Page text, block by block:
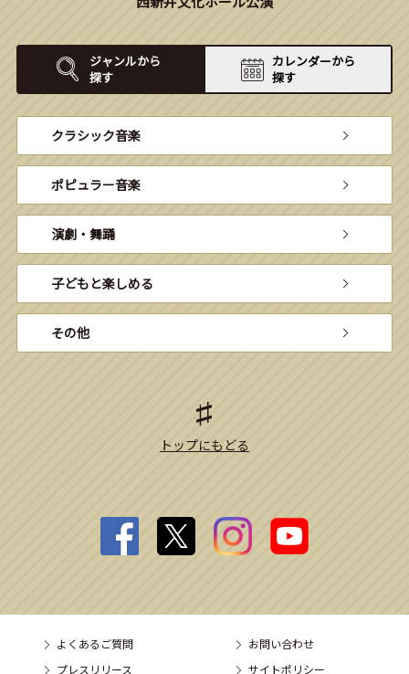
ジャンルから
探す
カレンダーから
探す
クラシック音楽
ポピュラー音楽
演劇・舞踊
子どもと楽しめる
その他
トップにもどる
よくあるご質問
お問い合わせ
プレスリリース
サイトポリシー